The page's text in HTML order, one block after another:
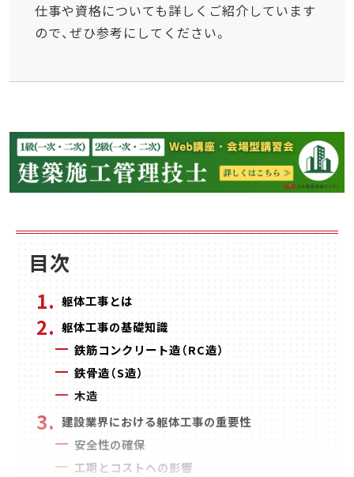
仕事や資格についても詳しくご紹介しています
ので、ぜひ参考にしてください。
目次
躯体工事とは
躯体工事の基礎知識
鉄筋コンクリート造（RC造）
鉄骨造（S造）
木造
建設業界における躯体工事の重要性
安全性の確保
工期とコストへの影響